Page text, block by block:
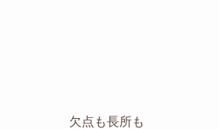
欠点も長所も